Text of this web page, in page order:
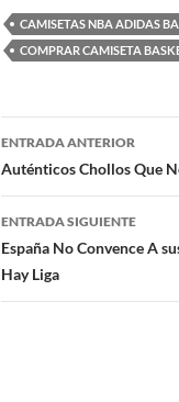
CAMISETAS NBA ADIDAS
COMPRAR CAMISETA
Navegación
de
entradas
ENTRADA ANTERIOR
Auténticos Chollos Que
ENTRADA SIGUIENTE
España No Convence A
Hay Liga